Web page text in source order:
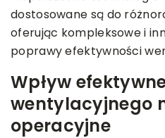
dostosowane są do
oferując kompleksowe i
poprawy efektywności
Wpływ
wentylacyjnego
operacyjne